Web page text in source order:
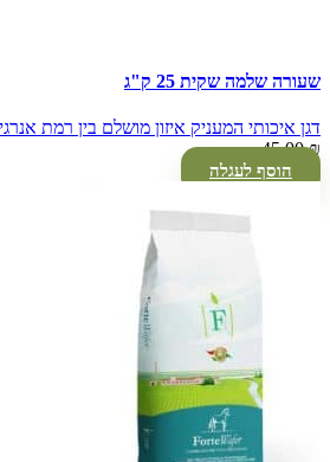
שעורה שלמה שקית 25 ק"ג
דגן איכותי המעניק איזון מושלם בין רמת
45.00₪
הוסף לעגלה